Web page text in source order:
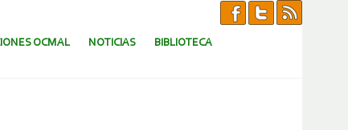
OCMAL NOTICIAS BIBLIOTECA